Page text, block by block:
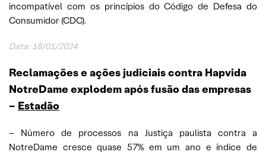
incompatível com os princípios do Código de Defesa do
Consumidor (CDC).
Data: 18/01/2024
Reclamações e ações judiciais contra Hapvida
NotreDame explodem após fusão das empresas
– Estadão
– Número de processos na Justiça paulista contra a
NotreDame cresce quase 57% em um ano e índice de